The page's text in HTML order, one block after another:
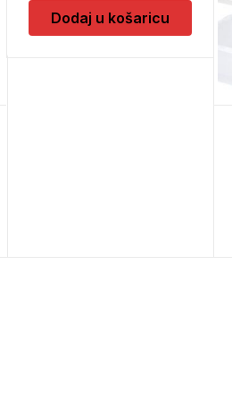
Dodaj u košaricu